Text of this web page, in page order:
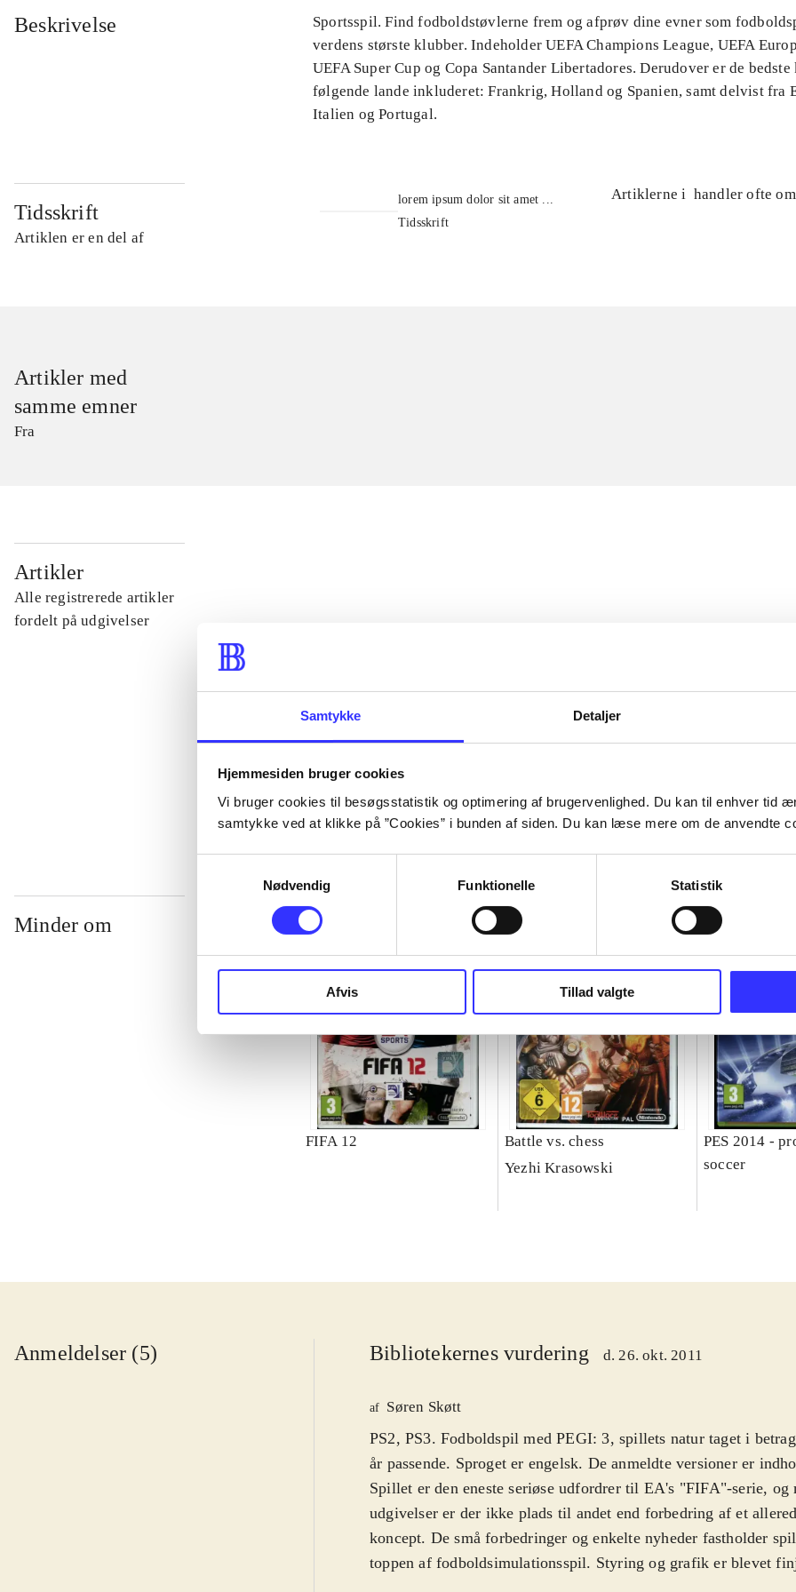
Samtykke Detaljer
Hjemmesiden bruger cookies
Vi bruger cookies til besøgsstatistik og optimering af brugervenlighed. Du kan til enhver tid
samtykke ved at klikke på ”Cookies” i bunden af siden. Du kan læse mere om de anvendte
Nødvendig
Funktionelle Statistik
Afvis Tillad valgte
Beskrivelse
Sportsspil. Find fodboldstøvlerne frem og afprøv dine evner som
verdens største klubber. Indeholder UEFA Champions League, UEFA
UEFA Super Cup og Copa Santander Libertadores. Derudover er de
følgende lande inkluderet: Frankrig, Holland og Spanien, samt delvist fra
Italien og Portugal.
Tidsskrift
Artiklen er en del af
lorem ipsum dolor sit amet ...
Tidsskrift
Artiklerne i handler ofte om
Artikler med
samme emner
Fra
Artikler
Alle registrerede artikler
fordelt på udgivelser
Minder om
FIFA 12
Battle vs. chess
Yezhi Krasowski
PES 2014 -
soccer
Anmeldelser (5) Bibliotekernes vurdering d. 26. okt. 2011
af Søren Skøtt
PS2, PS3. Fodboldspil med PEGI: 3, spillets natur taget i
år passende. Sproget er engelsk. De anmeldte versioner er
Spillet er den eneste seriøse udfordrer til EA's "FIFA"-serie, og
udgivelser er der ikke plads til andet end forbedring af et
koncept. De små forbedringer og enkelte nyheder fastholder
toppen af fodboldsimulationsspil. Styring og grafik er blevet